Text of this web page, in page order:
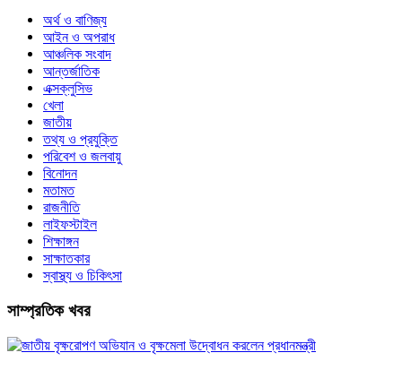
অর্থ ও বাণিজ্য
আইন ও অপরাধ
আঞ্চলিক সংবাদ
আন্তর্জাতিক
এক্সক্লুসিভ
খেলা
জাতীয়
তথ্য ও প্রযুক্তি
পরিবেশ ও জলবায়ু
বিনোদন
মতামত
রাজনীতি
লাইফস্টাইল
শিক্ষাঙ্গন
সাক্ষাতকার
স্বাস্থ্য ও চিকিৎসা
সাম্প্রতিক খবর